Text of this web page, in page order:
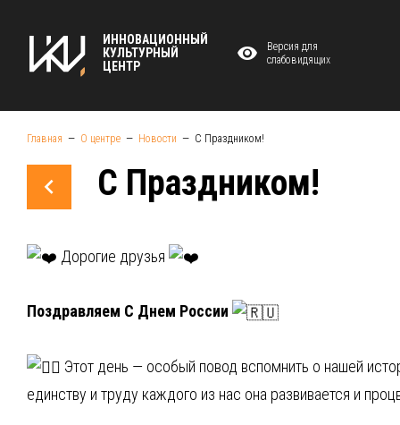
ИННОВАЦИОННЫЙ
КУЛЬТУРНЫЙ
ЦЕНТР
Версия для
слабовидящих
Главная О центре Новости С Праздником!
С Праздником!
Дорогие друзья
⁣Поздравляем С Днем России
Этот день — особый повод вспомнить о нашей
единству и труду каждого из нас она развивается и